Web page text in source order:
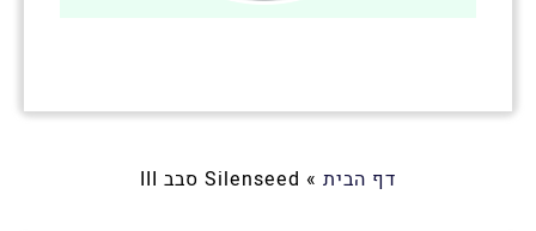
דף הבית » Silenseed סבב III